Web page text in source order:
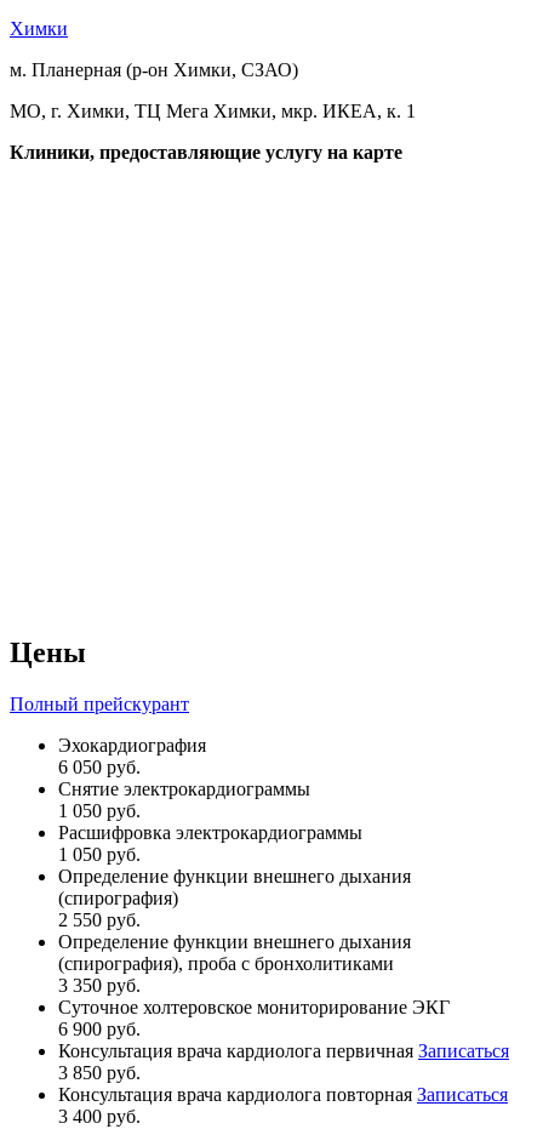
Химки
м. Планерная (р-он Химки, СЗАО)
МО, г. Химки, ТЦ Мега Химки, мкр. ИКЕА, к. 1
Клиники, предоставляющие услугу на карте
Цены
Полный прейскурант
Эхокардиография
6 050 руб.
Снятие электрокардиограммы
1 050 руб.
Расшифровка электрокардиограммы
1 050 руб.
Определение функции внешнего дыхания
(спирография)
2 550 руб.
Определение функции внешнего дыхания
(спирография), проба с бронхолитиками
3 350 руб.
Суточное холтеровское мониторирование ЭКГ
6 900 руб.
Консультация врача кардиолога первичная Записаться
3 850 руб.
Консультация врача кардиолога повторная Записаться
3 400 руб.